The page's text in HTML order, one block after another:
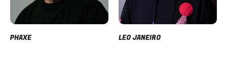
PHAXE LEO JANEIRO